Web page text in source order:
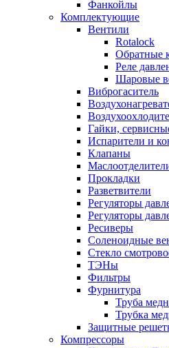
Фанкойлы
Комплектующие
Вентили
Rotalock
Обратные
Реле
Шаровые
Виброгаситель
Гайки,
Испарители и
Клапаны
Прокладки
Разветвители
Регуляторы
Регуляторы
Ресиверы
Соленоидные
Стекло
ТЭНы
Фильтры
Фурнитура
Труба
Трубка
Защитные
Компрессоры